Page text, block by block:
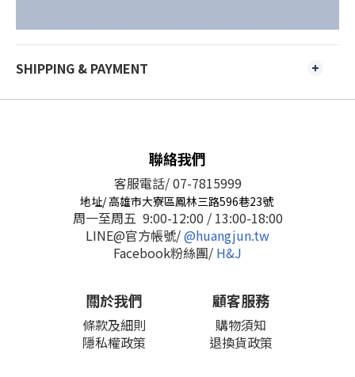
SHIPPING & PAYMENT
聯絡我們
客服電話/ 07-7815999
地址/ 高雄市大寮區鳳林三路596巷23號
周一至周五 9:00-12:00 / 13:00-18:00
LINE@官方帳號/@huangjun.tw
Facebook粉絲團/ H&J
關於我們
條款及細則
隱私權政策
顧客服務
購物須知
退換貨政策